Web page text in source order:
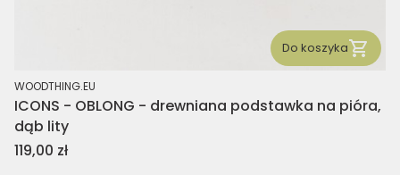
Do koszyka
PRODUCENT
WOODTHING.EU
ICONS - OBLONG - drewniana podstawka na pióra,
dąb lity
Cena
119,00 zł